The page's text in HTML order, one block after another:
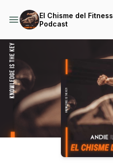
El Chisme del Fitness
Podcast
Podcast Background Image